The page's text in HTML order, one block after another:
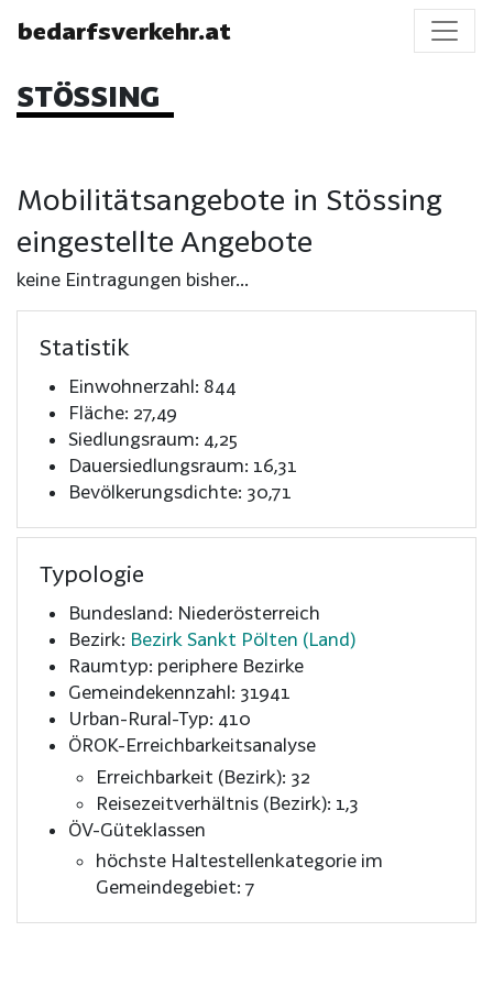
bedarfsverkehr.at
STÖSSING
Mobilitätsangebote in Stössing
eingestellte Angebote
keine Eintragungen bisher...
Statistik
Einwohnerzahl: 844
Fläche: 27,49
Siedlungsraum: 4,25
Dauersiedlungsraum: 16,31
Bevölkerungsdichte: 30,71
Typologie
Bundesland: Niederösterreich
Bezirk: Bezirk Sankt Pölten (Land)
Raumtyp: periphere Bezirke
Gemeindekennzahl: 31941
Urban-Rural-Typ: 410
ÖROK-Erreichbarkeitsanalyse
Erreichbarkeit (Bezirk): 32
Reisezeitverhältnis (Bezirk): 1,3
ÖV-Güteklassen
höchste Haltestellenkategorie im
Gemeindegebiet: 7